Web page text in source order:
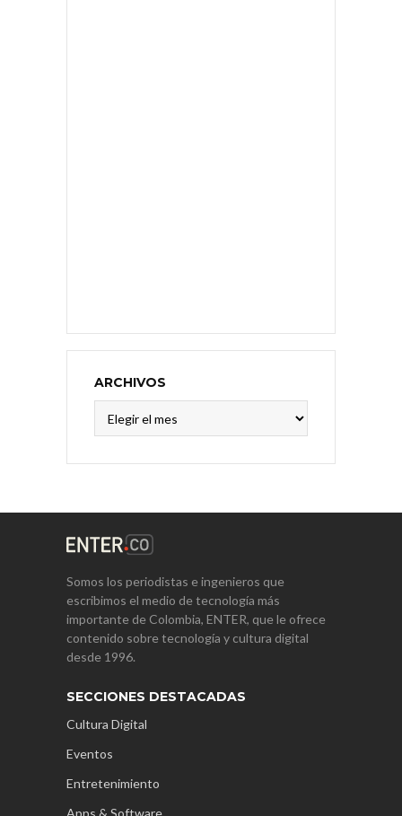
ARCHIVOS
Somos los periodistas e ingenieros que
escribimos el medio de tecnología más
importante de Colombia, ENTER, que le ofrece
contenido sobre tecnología y cultura digital
desde 1996.
SECCIONES DESTACADAS
Cultura Digital
Eventos
Entretenimiento
Apps & Software